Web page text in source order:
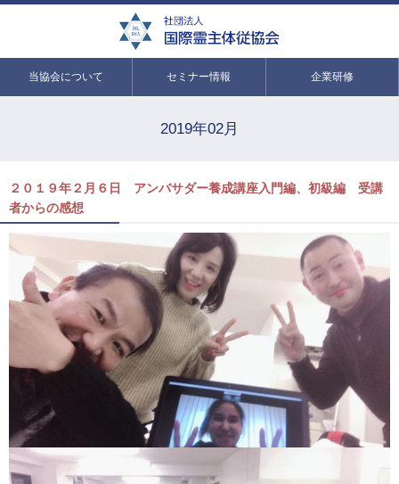
当協会について セミナー情報 企業研修
2019年02月
２０１９年２月６日 アンバサダー養成講座入門編、初級編 受講
者からの感想